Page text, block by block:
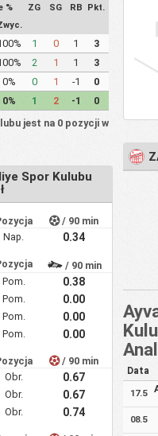
%
ZG SG RB Pkt.
1 0 1
3
2 1 1
3
0% 0 1 -1
0
0% 1 2 -1
0
jest na 0 pozycji w
Spor Kulubu
/ 90 min
Nap. 0.34
/ 90 min
Pom.
0.38
Pom.
0.00
Pom.
0.00
Pom. 0.00
/ 90 min
Obr.
0.67
Obr.
0.67
Obr. 0.74
Data
17.5
08.5